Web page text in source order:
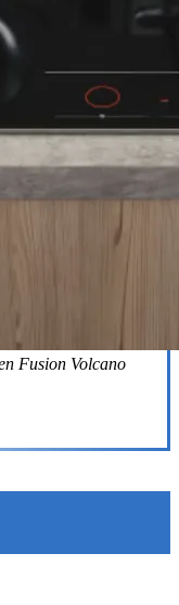
Fusion Volcano